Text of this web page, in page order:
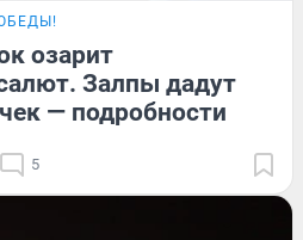
озарит
Залпы дадут
— подробности
5